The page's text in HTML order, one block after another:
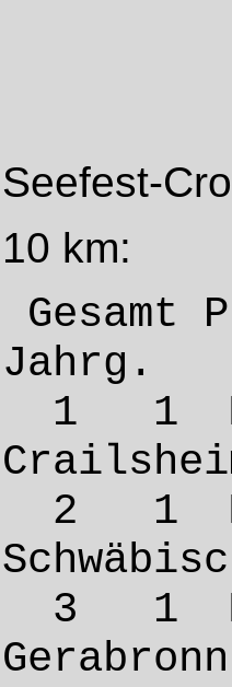
Seefest-
10 km:
1 1
2 1
3 1